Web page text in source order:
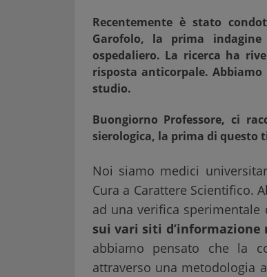
Recentemente è stato
Garofolo, la prima
ospedaliero. La ricerca ha
risposta anticorpale.
studio.
Buongiorno Professore, ci
sierologica, la prima di questo
Noi siamo medici
Cura a Carattere Scientifico.
ad una verifica sperimentale
sui vari siti
abbiamo pensato che la
attraverso una metodologia